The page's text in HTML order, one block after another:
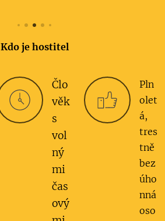
Kdo je hostitel
Člo
věk
s
vol
ný
mi
čas
ový
Pln
olet
á,
tres
tně
bez
úho
nná
oso